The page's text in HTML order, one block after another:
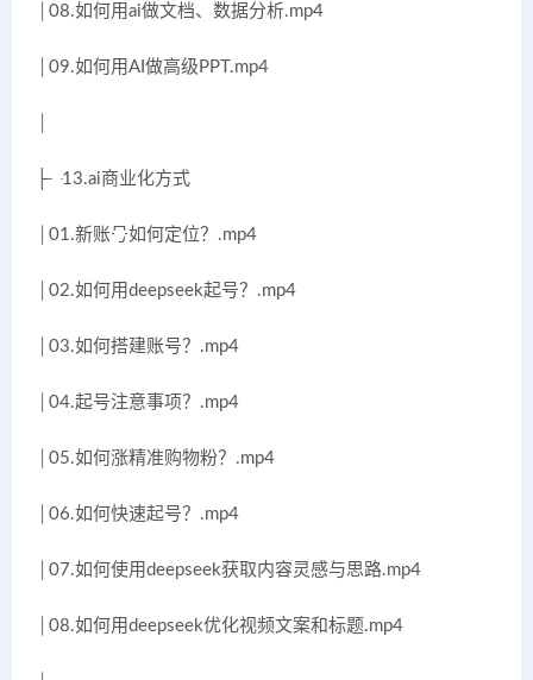
│08.如何用ai做文档、数据分析.mp4
│09.如何用AI做高级PPT.mp4
├─13.ai商业化方式
│01.新账号如何定位？.mp4
│02.如何用deepseek起号？.mp4
│03.如何搭建账号？.mp4
│04.起号注意事项？.mp4
│05.如何涨精准购物粉？.mp4
│06.如何快速起号？.mp4
│07.如何使用deepseek获取内容灵感与思路.mp4
│08.如何用deepseek优化视频文案和标题.mp4